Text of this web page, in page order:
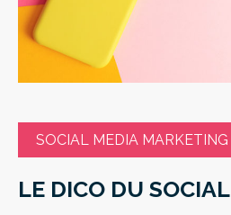
SOCIAL MEDIA MARKETING
LE DICO DU SOCIAL